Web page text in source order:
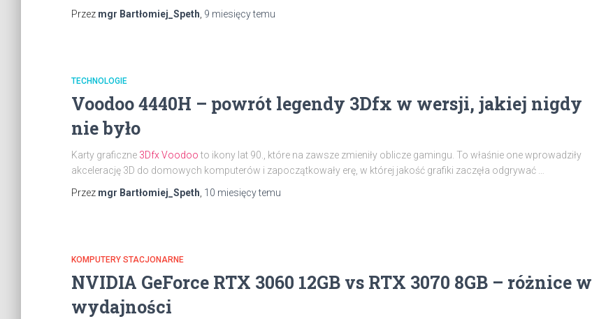
Przez mgr Bartłomiej_Speth 9 miesięcytemu
TECHNOLOGIE
Voodoo 4440H – powrót legendy 3Dfx w wersji, jakiej nigdy
nie było
Karty graficzne 3Dfx Voodoo to ikony lat 90., które na zawsze zmieniły oblicze gamingu. To właśnie one wprowadziły
akcelerację 3D do domowych komputerów i zapoczątkowały erę, w której jakość grafiki zaczęła odgrywać …
Przez mgr Bartłomiej_Speth 10 miesięcytemu
KOMPUTERY STACJONARNE
NVIDIA GeForce RTX 3060 12GB vs RTX 3070 8GB – różnice w
wydajności